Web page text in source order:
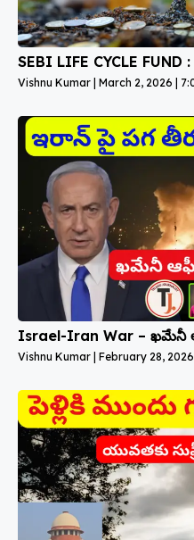
SEBI LIFE CYCLE
Vishnu Kumar March 2, 2026
Israel-Iran War – ఖమేనీ
Vishnu Kumar February 28, 2026